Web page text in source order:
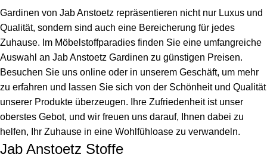
Gardinen von Jab Anstoetz repräsentieren nicht nur Luxus und
Qualität, sondern sind auch eine Bereicherung für jedes
Zuhause. Im Möbelstoffparadies finden Sie eine umfangreiche
Auswahl an Jab Anstoetz Gardinen zu günstigen Preisen.
Besuchen Sie uns online oder in unserem Geschäft, um mehr
zu erfahren und lassen Sie sich von der Schönheit und Qualität
unserer Produkte überzeugen. Ihre Zufriedenheit ist unser
oberstes Gebot, und wir freuen uns darauf, Ihnen dabei zu
helfen, Ihr Zuhause in eine Wohlfühloase zu verwandeln.
Jab Anstoetz Stoffe